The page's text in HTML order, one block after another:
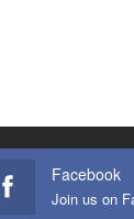
Facebook
Join us on